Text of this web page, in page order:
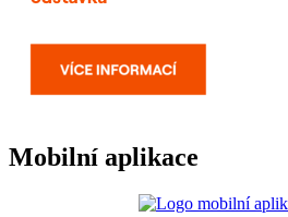
Mobilní aplikace